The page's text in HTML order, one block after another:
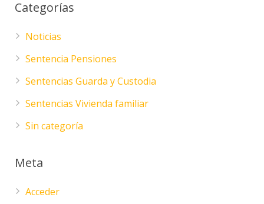
Categorías
Noticias
Sentencia Pensiones
Sentencias Guarda y Custodia
Sentencias Vivienda familiar
Sin categoría
Meta
Acceder